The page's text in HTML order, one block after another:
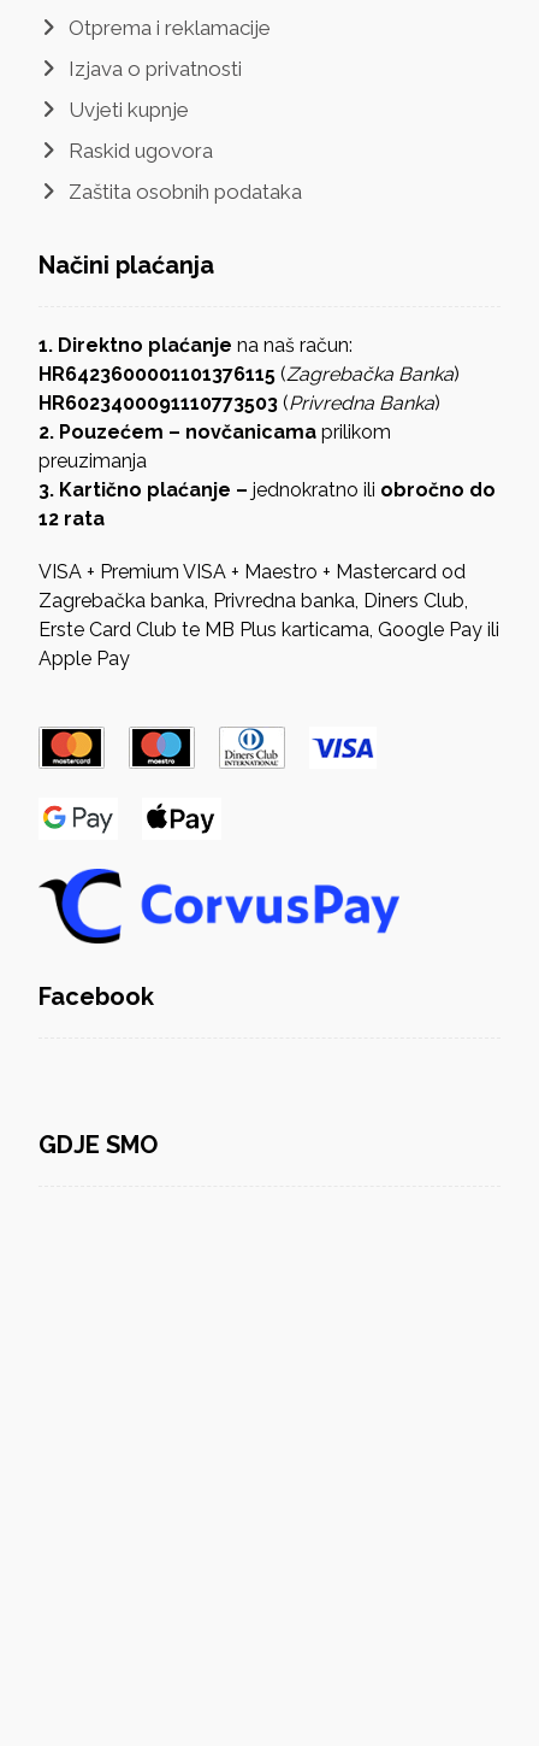
Otprema i reklamacije
Izjava o privatnosti
Uvjeti kupnje
Raskid ugovora
Zaštita osobnih podataka
Načini plaćanja
1. Direktno plaćanje na naš račun:
HR6423600001101376115(Zagrebačka Banka)
HR6023400091110773503(Privredna Banka)
2. Pouzećem – novčanicamaprilikom
preuzimanja
3. Kartično plaćanje –jednokratno ili obročno do
12 rata
VISA + Premium VISA + Maestro + Mastercard od
Zagrebačka banka, Privredna banka, Diners Club,
Erste Card Club te MB Plus karticama, Google Pay ili
Apple Pay
Facebook
GDJE SMO